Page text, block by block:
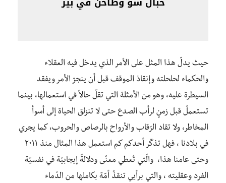
حيث يدلّ هذا المثل على الأمر الذي يدخل فيه العقلاء
والحكماء لحلحلته وإنقاذ الموقف قبل أن ينجرّ الأمر ويفقد
السيطرة عليه، وهو من الأمثلة التي تقلّ حالاً في استعمالها، بينما
تستعملُ قبل زمنٍ لرأب الصدع حتى لا تنزلق الحياة إلى أسوأ
المخاطر، ولا تقاد الرّقاب والأرواح بالرصاص والحروب، كما يجري
في بلادنا ، فهل تذكّر أحدكم كم استعمل هذا المثال منذ ٢٠١١
وحتى عامنا هذا، والّتي تُعطي معنًى ودلالةً إيجابيّة في نفسيّة
الفرد وعقليته ، والتي برأيي تنقذُ أمّة بكاملها من الدّماء